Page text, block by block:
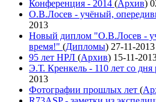
Конференция - 2014 (Архив)
О.В.Лосев - учёный,
2013
Новый диплом "О.В.Лосев -
время!" (Дипломы) 27-11-2013
95 лет НРЛ (Архив) 15-11-
Э.Т. Кренкель - 110 лет со
2013
Фотографии прошлых лет (